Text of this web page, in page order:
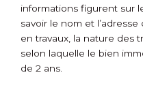
informations figurent sur
savoir le nom et
en travaux, la nature des
selon laquelle le bien
de 2 ans.